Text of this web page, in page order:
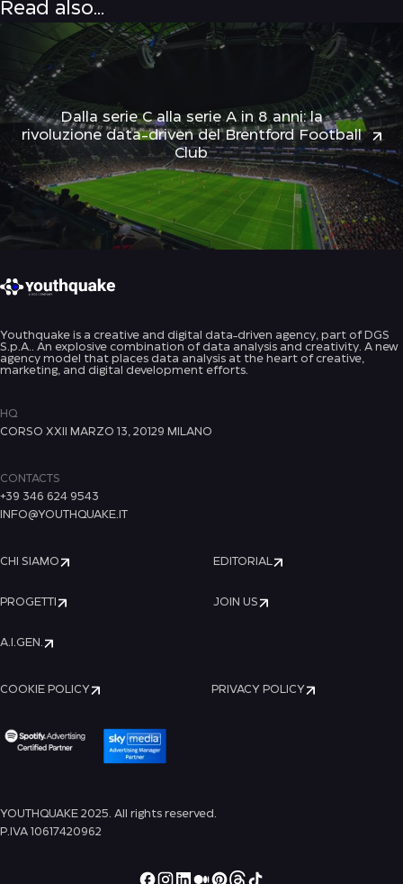
Read also...
Dalla serie C alla serie A in 8 anni: la
rivoluzione data-driven del Brentford Football
Club
Youthquake is a creative and digital data-driven agency, part of DGS
S.p.A.. An explosive combination of data analysis and creativity. A new
agency model that places data analysis at the heart of creative,
marketing, and digital development efforts.
CONTACTS
+39 346 624 9543
INFO@YOUTHQUAKE.IT
YOUTHQUAKE 2025. All rights reserved.
P.IVA 10617420962
HQ
CORSO XXII MARZO 13, 20129 MILANO
COOKIE POLICY PRIVACY POLICY
CHI SIAMO EDITORIAL
PROGETTI JOIN US
A.I.GEN.